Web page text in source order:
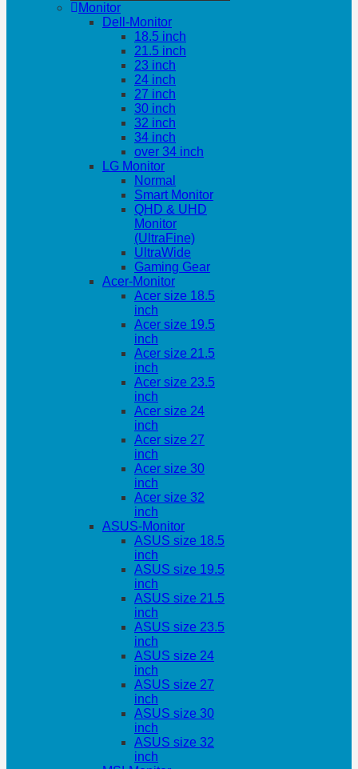
Monitor
Dell-Monitor
18.5 inch
21.5 inch
23 inch
24 inch
27 inch
30 inch
32 inch
34 inch
over 34 inch
LG Monitor
Normal
Smart Monitor
QHD & UHD
Monitor
(UltraFine)
UltraWide
Gaming Gear
Acer-Monitor
Acer size 18.5
inch
Acer size 19.5
inch
Acer size 21.5
inch
Acer size 23.5
inch
Acer size 24
inch
Acer size 27
inch
Acer size 30
inch
Acer size 32
inch
ASUS-Monitor
ASUS size 18.5
inch
ASUS size 19.5
inch
ASUS size 21.5
inch
ASUS size 23.5
inch
ASUS size 24
inch
ASUS size 27
inch
ASUS size 30
inch
ASUS size 32
inch